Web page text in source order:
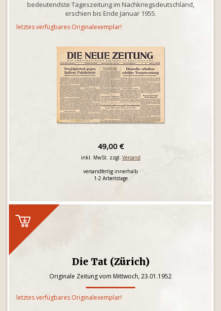
bedeutendste Tageszeitung im Nachkriegsdeutschland,
erschien bis Ende Januar 1955.
letztes verfügbares Originalexemplar!
49,00 €
inkl. MwSt. zzgl. Versand
versandfertig innerhalb
1-2 Arbeitstage
Die Tat (Zürich)
Originale Zeitung vom Mittwoch, 23.01.1952
letztes verfügbares Originalexemplar!